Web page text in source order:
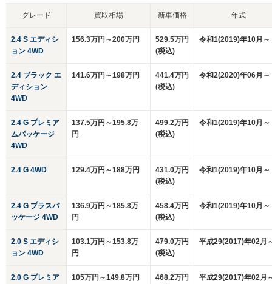
グレード 買取相場 新車価格 年式
2.4 S エディシ
ョン 4WD
156.3万円～200万円
529.5万円
(税込)
令和1(2019)年10月～
2.4 ブラック エ
ディション
4WD
141.6万円～198万円
441.4万円
(税込)
令和2(2020)年06月～
2.4 G プレミア
ムパッケージ
4WD
137.5万円～195.8万
円
499.2万円
(税込)
令和1(2019)年10月～
2.4 G 4WD 129.4万円～188万円
431.0万円
(税込)
令和1(2019)年10月～
2.4 G プラスパ
ッケージ 4WD
136.9万円～185.8万
円
458.4万円
(税込)
令和1(2019)年10月～
2.0 S エディシ
ョン 4WD
103.1万円～153.8万
円
479.0万円
(税込)
平成29(2017)年02月
2.0 G プレミア
105万円～149.8万円
468.2万円
平成29(2017)年02月